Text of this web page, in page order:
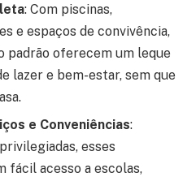
: Com piscinas,
e espaços de convivência,
padrão oferecem um leque
lazer e bem-estar, sem que
e Conveniências:
esses
fácil acesso a escolas,